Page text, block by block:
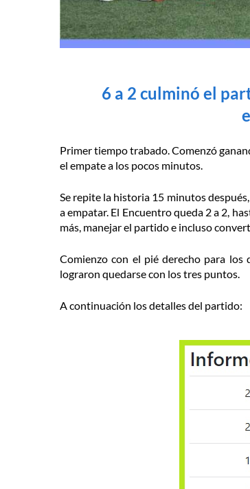
6 a 2 culminó el
Primer tiempo trabado. Comenzó
el empate a los pocos minutos.
Se repite la historia 15 minutos
a empatar. El Encuentro queda 2 a 2,
más, manejar el partido e incluso
Comienzo con el pié derecho para
lograron quedarse con los tres puntos.
A continuación los detalles del partido: